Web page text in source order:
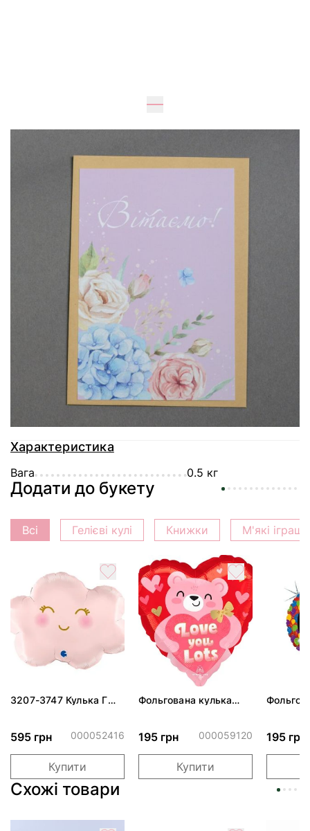
30 грн
Додати до кошика
Купити в один клік
Доставка
Характеристика
Вага 0.5 кг
Додати до букету
Всі Гелієві кулі Книжки М'які
3207-3747 Кулька Г
595 грн 000052416
Купити
Фольгована кулька
195 грн 000059120
Купити
195 грн
Схожі товари